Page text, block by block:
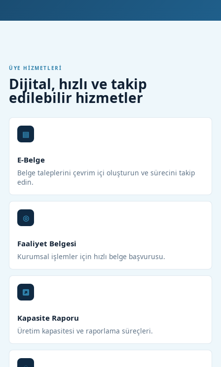
ÜYE HIZMETLERI
Dijital, hızlı ve takip
edilebilir hizmetler
E-Belge
Belge taleplerini çevrim içi oluşturun ve sürecini takip
edin.
Faaliyet Belgesi
Kurumsal işlemler için hızlı belge başvurusu.
Kapasite Raporu
Üretim kapasitesi ve raporlama süreçleri.